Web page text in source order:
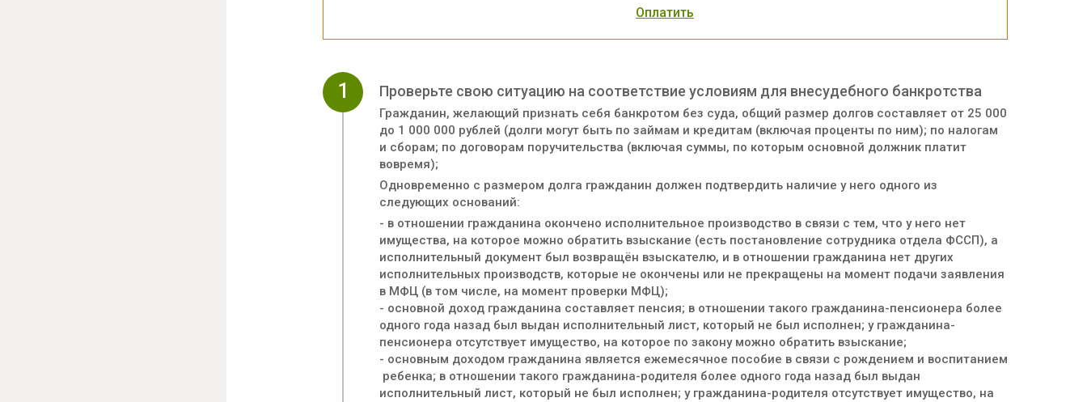
Оплатить
1 Проверьте свою ситуацию на соответствие условиям для внесудебного банкротства
Гражданин, желающий признать себя банкротом без суда, общий размер долгов составляет от 25 000
до 1 000 000 рублей (долги могут быть по займам и кредитам (включая проценты по ним); по налогам
и сборам; по договорам поручительства (включая суммы, по которым основной должник платит
вовремя);
Одновременно с размером долга гражданин должен подтвердить наличие у него одного из
следующих оснований:
- в отношении гражданина окончено исполнительное производство в связи с тем, что у него нет
имущества, на которое можно обратить взыскание (есть постановление сотрудника отдела ФССП), а
исполнительный документ был возвращён взыскателю, и в отношении гражданина нет других
исполнительных производств, которые не окончены или не прекращены на момент подачи заявления
в МФЦ (в том числе, на момент проверки МФЦ);
- основной доход гражданина составляет пенсия; в отношении такого гражданина-пенсионера более
одного года назад был выдан исполнительный лист, который не был исполнен; у гражданина-
пенсионера отсутствует имущество, на которое по закону можно обратить взыскание;
- основным доходом гражданина является ежемесячное пособие в связи с рождением и воспитанием
ребенка; в отношении такого гражданина-родителя более одного года назад был выдан
исполнительный лист, который не был исполнен; у гражданина-родителя отсутствует имущество, на